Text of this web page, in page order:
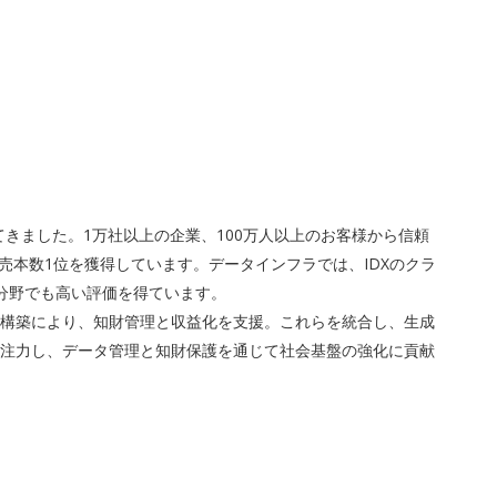
ました。1万社以上の企業、100万人以上のお客様から信頼
数1位を獲得しています。データインフラでは、IDXのクラ
でも高い評価を得ています。
築により、知財管理と収益化を支援。これらを統合し、生成
力し、データ管理と知財保護を通じて社会基盤の強化に貢献